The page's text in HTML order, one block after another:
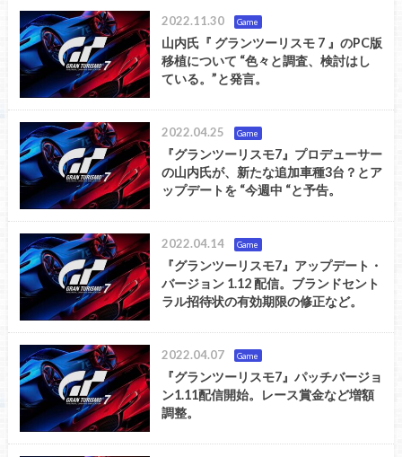
2022.11.30 Game
山内氏『 グランツーリスモ 7 』のPC版
移植について “色々と調査、検討はし
ている。”と発言。
2022.04.25 Game
『グランツーリスモ7』プロデューサー
の山内氏が、新たな追加車種3台？とア
ップデートを “今週中 “と予告。
2022.04.14 Game
『グランツーリスモ7』アップデート・
バージョン 1.12 配信。ブランドセント
ラル招待状の有効期限の修正など。
2022.04.07 Game
『グランツーリスモ7』パッチバージョ
ン1.11配信開始。レース賞金など増額
調整。